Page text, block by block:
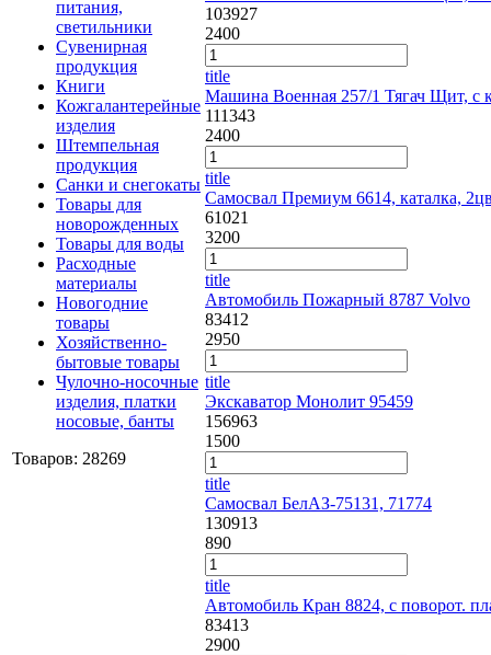
питания,
светильники
Сувенирная
продукция
Книги
Кожгалантерейные
изделия
Штемпельная
продукция
Санки и снегокаты
Товары для
новорожденных
Товары для воды
Расходные
материалы
Новогодние
товары
Хозяйственно-
бытовые товары
Чулочно-носочные
изделия, платки
носовые, банты
Товаров: 28269
103927
2400
title
Машина Военная 257/1 Тягач Щит, с
111343
2400
title
Самосвал Премиум 6614, каталка, 2цв
61021
3200
title
Автомобиль Пожарный 8787 Volvo
83412
2950
title
Экскаватор Монолит 95459
156963
1500
title
Самосвал БелАЗ-75131, 71774
130913
890
title
Автомобиль Кран 8824, с поворот.
83413
2900